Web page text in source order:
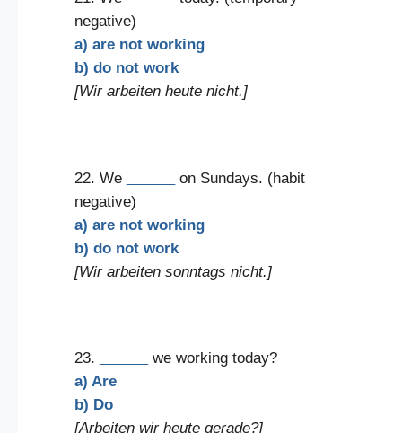
negative)
a) are not working
b) do not work
[Wir arbeiten heute nicht.]
22. We
on Sundays. (habit
negative)
a) are not working
b) do not work
[Wir arbeiten sonntags nicht.]
23.
we working today?
a) Are
b) Do
[Arbeiten wir heute gerade?]